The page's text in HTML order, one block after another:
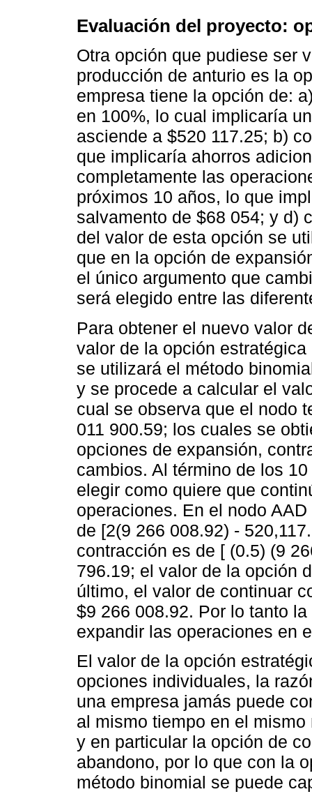
Evaluación del proyecto:
Otra opción que pudiese ser
producción de anturio es la
empresa tiene la opción de:
en 100%, lo cual implicaría
asciende a $520 117.25; b)
que implicaría ahorros
completamente las
próximos 10 años, lo que
salvamento de $68 054; y d)
del valor de esta opción se
que en la opción de
el único argumento que
será elegido entre las
Para obtener el nuevo valor
valor de la opción
se utilizará el método
y se procede a calcular el
cual se observa que el nodo
011 900.59; los cuales se
opciones de expansión,
cambios. Al término de los
elegir como quiere que
operaciones. En el nodo
de [2(9 266 008.92) -
contracción es de [ (0.5) (9
796.19; el valor de la opción
último, el valor de continuar
$9 266 008.92. Por lo tanto
expandir las operaciones en
El valor de la opción
opciones individuales, la
una empresa jamás puede
al mismo tiempo en el
y en particular la opción de
abandono, por lo que con la
método binomial se puede